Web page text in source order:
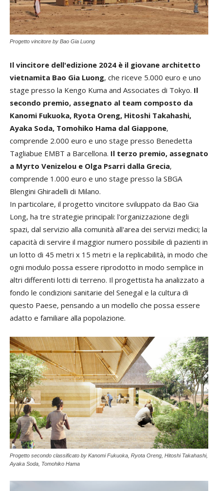
Progetto vincitore by Bao Gia Luong
Il vincitore dell'edizione 2024 è il giovane architetto
vietnamita Bao Gia Luong, che riceve 5.000 euro e uno
stage presso la Kengo Kuma and Associates di Tokyo. Il
secondo premio, assegnato al team composto da
Kanomi Fukuoka, Ryota Oreng, Hitoshi Takahashi,
Ayaka Soda, Tomohiko Hama dal Giappone,
comprende 2.000 euro e uno stage presso Benedetta
Tagliabue EMBT a Barcellona. Il terzo premio, assegnato
a Myrto Venizelou e Olga Psarri dalla Grecia,
comprende 1.000 euro e uno stage presso la SBGA
Blengini Ghiradelli di Milano.
In particolare, il progetto vincitore sviluppato da Bao Gia
Long, ha tre strategie principali: l'organizzazione degli
spazi, dal servizio alla comunità all'area dei servizi medici; la
capacità di servire il maggior numero possibile di pazienti in
un lotto di 45 metri x 15 metri e la replicabilità, in modo che
ogni modulo possa essere riprodotto in modo semplice in
altri differenti lotti di terreno. Il progettista ha analizzato a
fondo le condizioni sanitarie del Senegal e la cultura di
questo Paese, pensando a un modello che possa essere
adatto e familiare alla popolazione.
Progetto secondo classificato by Kanomi Fukuoka, Ryota Oreng, Hitoshi Takahashi,
Ayaka Soda, Tomohiko Hama